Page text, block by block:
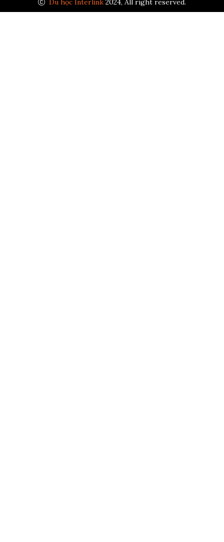
Du học Interlink 2024, All right reserved.